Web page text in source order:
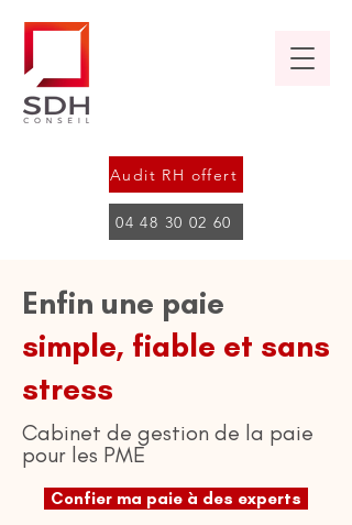
Audit RH offert
04 48 30 02 60
Enfin une paie
simple, fiable et sans
stress
Cabinet de gestion de la paie
pour les PME
Confier ma paie à des experts